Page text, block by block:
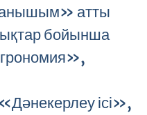
атты
бойынша
ісі»,